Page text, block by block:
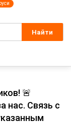
🚨
нас. Связь с